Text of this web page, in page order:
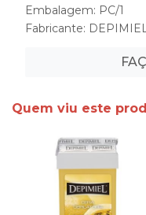
Embalagem: PC/1
Fabricante:
Quem viu este